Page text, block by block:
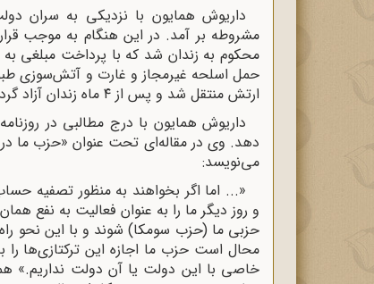
داریوش همایون با نزدیکی به سران
محکوم به زندان شد که با پرداخت مبلغی
ارتش منتقل شد و پس از ۴ ماه زندان آزاد گردید.
داریوش همایون با درج مطالبی در
می‌نویسد:
«... اما اگر بخواهند به منظور تصفیه
و روز دیگر ما را به عنوان فعالیت به نفع
حزبی ما (حزب سومکا) شوند و با این نحو
محال است حزب ما اجازه این ترکتازی‌ها
خاصی با این دولت یا آن دولت نداریم.»